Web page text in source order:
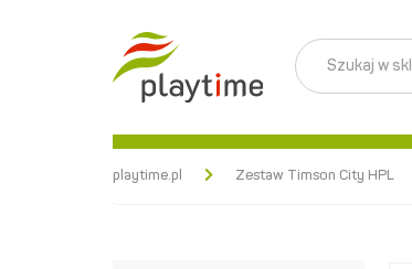
playtime.pl Zestaw Timson City HPL